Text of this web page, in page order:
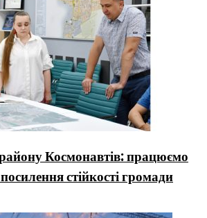
Космонавтів: працюємо
стійкості громади